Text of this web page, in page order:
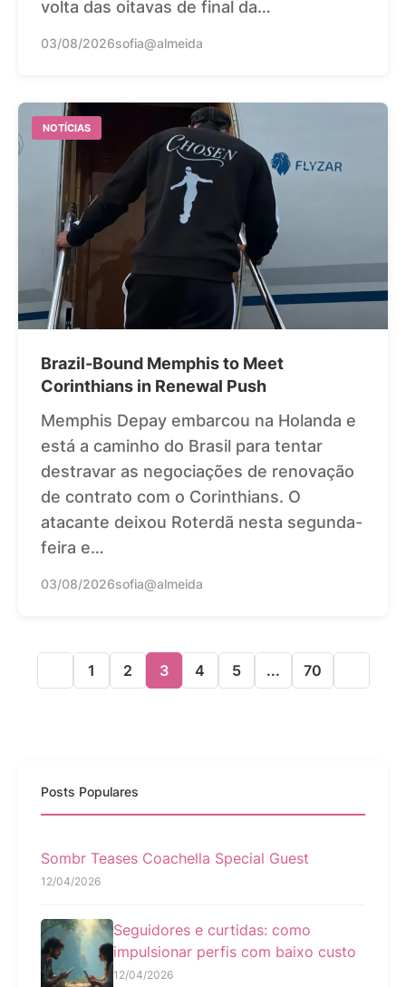
volta das oitavas de final da…
03/08/2026sofia@almeida
NOTÍCIAS
Brazil-Bound Memphis to Meet
Corinthians in Renewal Push
Memphis Depay embarcou na Holanda e
está a caminho do Brasil para tentar
destravar as negociações de renovação
de contrato com o Corinthians. O
atacante deixou Roterdã nesta segunda-
feira e…
03/08/2026sofia@almeida
1 2 3 4 5 ... 70
Posts Populares
Sombr Teases Coachella Special Guest
12/04/2026
Seguidores e curtidas: como
impulsionar perfis com baixo custo
12/04/2026